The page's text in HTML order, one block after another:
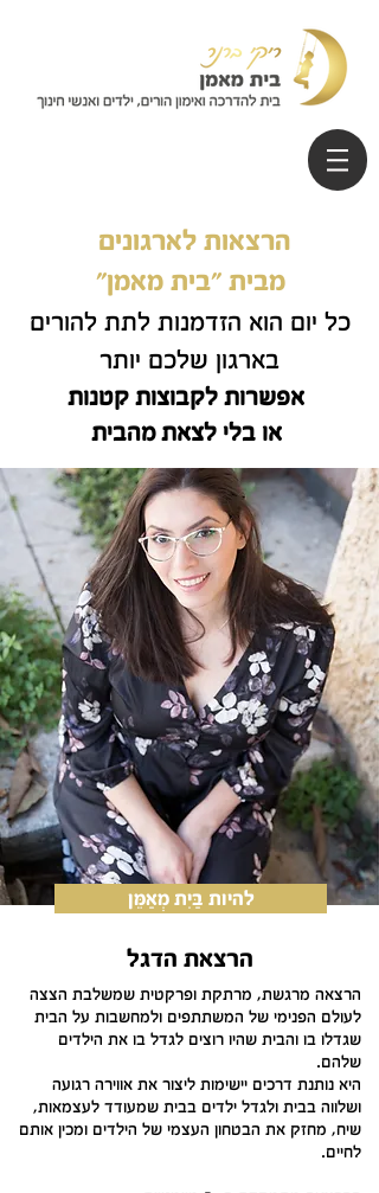
הרצאות לארגונים
מבית "בית מאמן"
כל יום הוא הזדמנות לתת להורים
בארגון שלכם יותר
אפשרות לקבוצות קטנות
או בלי לצאת מהבית
להיות בַּיִת מְאַמֵּן
הרצאת הדגל
הרצאה מרגשת, מרתקת ופרקטית שמשלבת הצצה
לעולם הפנימי של המשתתפים ולמחשבות על הבית
שגדלו בו והבית שהיו רוצים לגדל בו את הילדים
שלהם.
היא נותנת דרכים יישימות ליצור את אווירה רגועה
ושלווה בבית ולגדל ילדים בבית שמעודד לעצמאות,
שיח, מחזק את הבטחון העצמי של הילדים ומכין אותם
לחיים.